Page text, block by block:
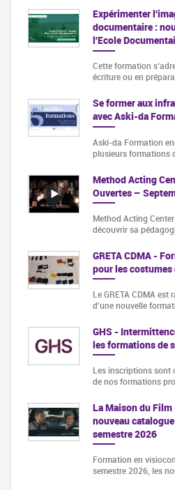
Expérimenter
documentaire :
l'Ecole
Cette formation
écriture ou en
Se former aux
avec Aski-da
Aski-da Formation
plusieurs formations
Method Acting Center -
Ouvertes –
Method Acting
découvrir sa
GRETA CDMA -
pour les costumes
Le GRETA CDMA
d'une nouvelle
GHS -
les formations de
Les inscriptions sont
de nos formations
La Maison du
nouveau
semestre 2026
Formation en
semestre 2026, les